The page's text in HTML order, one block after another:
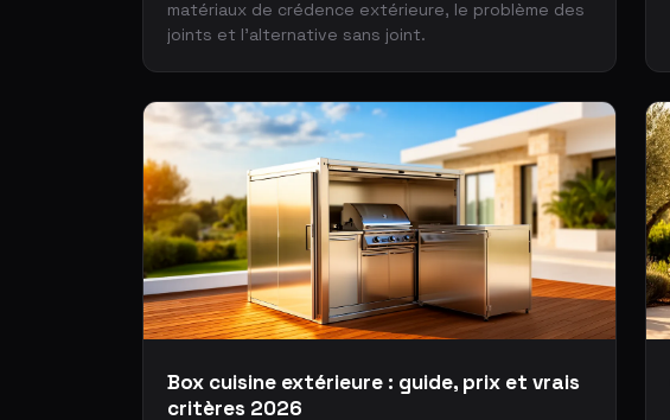
matériaux de crédence extérieure, le problème des
joints et l'alternative sans joint.
Box cuisine extérieure : guide, prix et vrais
critères 2026